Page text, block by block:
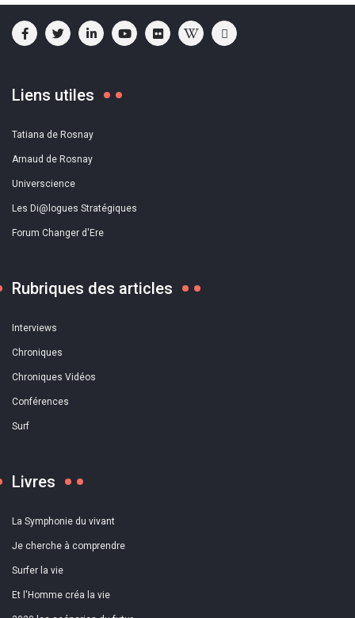
Liens utiles
Tatiana de Rosnay
Arnaud de Rosnay
Universcience
Les Di@logues Stratégiques
Forum Changer d'Ere
Rubriques des articles
Interviews
Chroniques
Chroniques Vidéos
Conférences
Surf
Livres
La Symphonie du vivant
Je cherche à comprendre
Surfer la vie
Et l'Homme créa la vie